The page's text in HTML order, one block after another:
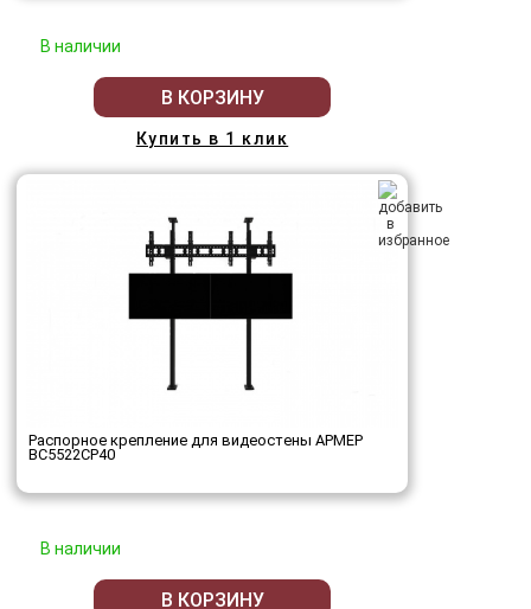
В наличии
В КОРЗИНУ
Купить в 1 клик
Распорное крепление для видеостены АРМЕР
ВС5522СР40
В наличии
В КОРЗИНУ